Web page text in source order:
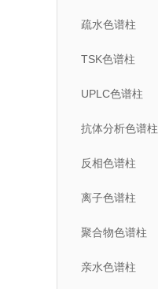
疏水色谱柱
TSK色谱柱
UPLC色谱柱
抗体分析色谱柱
反相色谱柱
离子色谱柱
聚合物色谱柱
亲水色谱柱